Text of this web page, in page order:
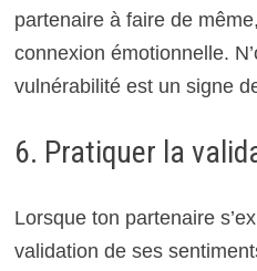
partenaire à faire de
connexion émotionnelle.
vulnérabilité est un signe
6. Pratiquer la
Lorsque ton partenaire
validation de ses